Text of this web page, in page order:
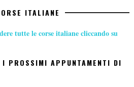
ITALIANE
tutte le corse italiane cliccando su
I PROSSIMI APPUNTAMENTI DI